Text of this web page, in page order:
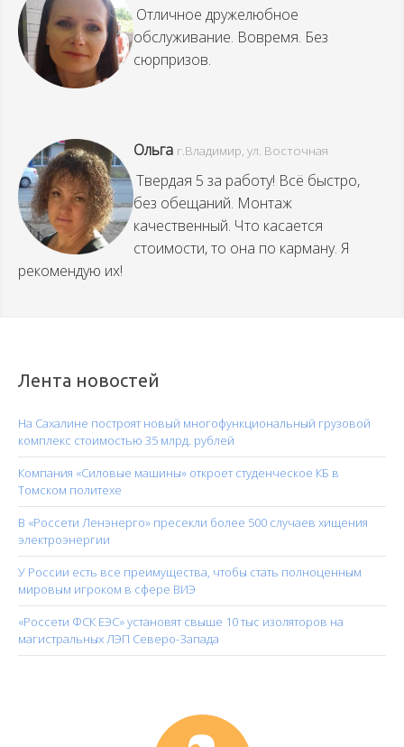
Отличное дружелюбное
обслуживание. Вовремя. Без
сюрпризов.
Ольга г.Владимир, ул. Восточная
Твердая 5 за работу! Всё быстро,
без обещаний. Монтаж
качественный. Что касается
стоимости, то она по карману. Я
рекомендую их!
Лента новостей
На Сахалине построят новый многофункциональный грузовой
комплекс стоимостью 35 млрд. рублей
Компания «Силовые машины» откроет студенческое КБ в
Томском политехе
В «Россети Ленэнерго» пресекли более 500 случаев хищения
электроэнергии
У России есть все преимущества, чтобы стать полноценным
мировым игроком в сфере ВИЭ
«Россети ФСК ЕЭС» установят свыше 10 тыс изоляторов на
магистральных ЛЭП Северо-Запада